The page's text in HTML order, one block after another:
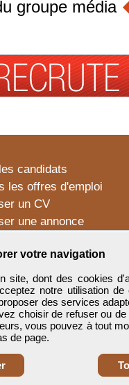
votre navigation
site, dont des cookies
notre utilisation de
des services
choisir de refuser ou
vous pouvez à tout
de page.
groupe média
candidats
les offres d'emploi
un CV
une annonce